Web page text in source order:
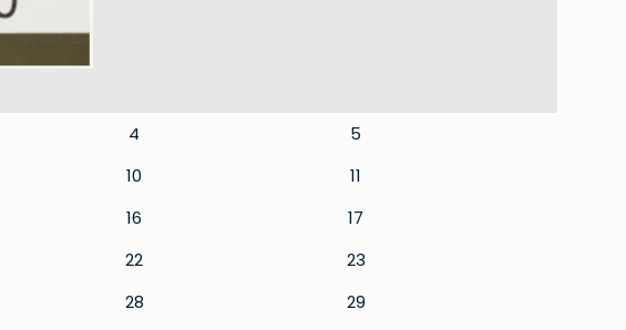
4
5
10
11
16
17
22
23
28
29